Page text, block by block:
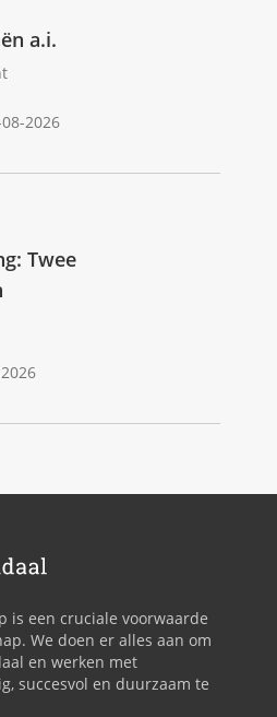
a.i.
2026
Twee
is een cruciale voorwaarde
We doen er alles aan om
en werken met
succesvol en duurzaam te